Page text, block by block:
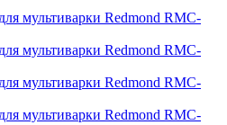
мультиварки Redmond RMC-
мультиварки Redmond RMC-
мультиварки Redmond RMC-
мультиварки Redmond RMC-